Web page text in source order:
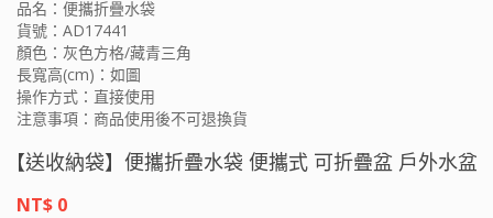
品名：便攜折疊水袋
貨號：AD17441
顏色：灰色方格/藏青三角
長寬高(cm)：如圖
操作方式：直接使用
注意事項：商品使用後不可退換貨
送收納袋】便攜折疊水袋 便攜式 可折疊盆 戶外水盆
NT$ 0